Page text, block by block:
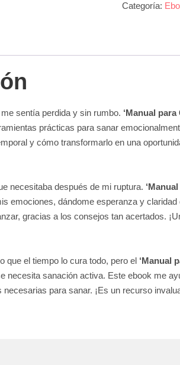
Categoría:
sentía perdida y sin rumbo. ‘Manual
prácticas para sanar
y cómo transformarlo en una
necesitaba después de mi ruptura.
emociones, dándome esperanza y
gracias a los consejos tan acertados.
que el tiempo lo cura todo, pero el ‘Manual
necesita sanación activa. Este ebook me
para sanar. ¡Es un recurso